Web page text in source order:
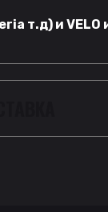
т.д) и VELO